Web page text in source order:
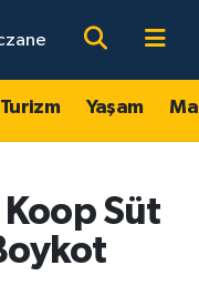
Turizm Yaşam
Süt